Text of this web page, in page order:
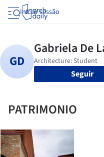
Iniciar sessão
Seguir
PATRIMONIO